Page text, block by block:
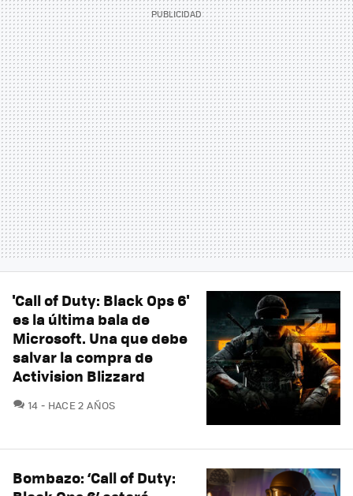
'Call of Duty: Black Ops 6'
es la última bala de
Microsoft. Una que debe
salvar la compra de
Activision Blizzard
14 COMENTARIOS
HACE 2 AÑOS
Bombazo: ‘Call of Duty: